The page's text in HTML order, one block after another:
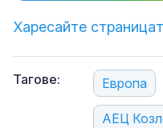
Харесайте
Тагове: Европа
АЕЦ